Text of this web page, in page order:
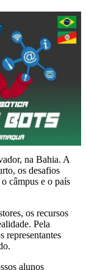
na Bahia. A
os desafios
câmpus e o país
os recursos
Pela
representantes
alunos